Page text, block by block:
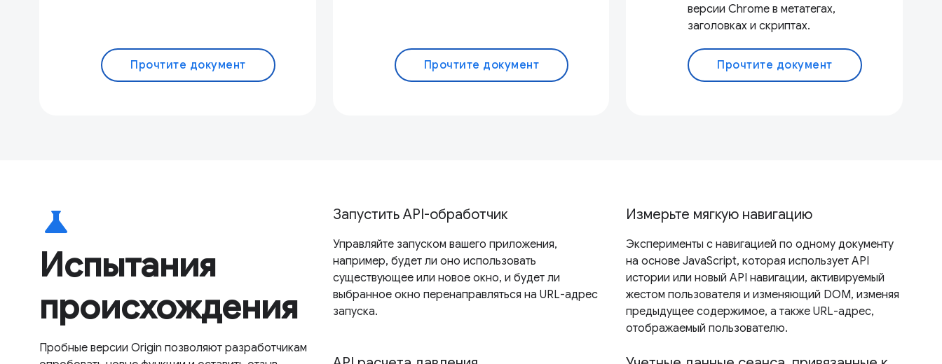
Прочтите документ Прочтите документ
версии Chrome в метатегах,
заголовках и скриптах.
Прочтите документ
science
Испытания
происхождения
Пробные версии Origin позволяют разработчикам
Запустить API-обработчик
Управляйте запуском вашего приложения,
например, будет ли оно использовать
существующее или новое окно, и будет ли
выбранное окно перенаправляться на URL-адрес
запуска.
Измерьте мягкую навигацию
Эксперименты с навигацией по одному документу
на основе JavaScript, которая использует API
истории или новый API навигации, активируемый
жестом пользователя и изменяющий DOM, изменяя
предыдущее содержимое, а также URL-адрес,
отображаемый пользователю.